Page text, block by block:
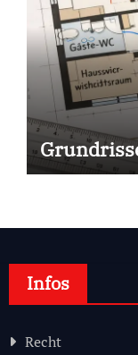
Infos
Recht